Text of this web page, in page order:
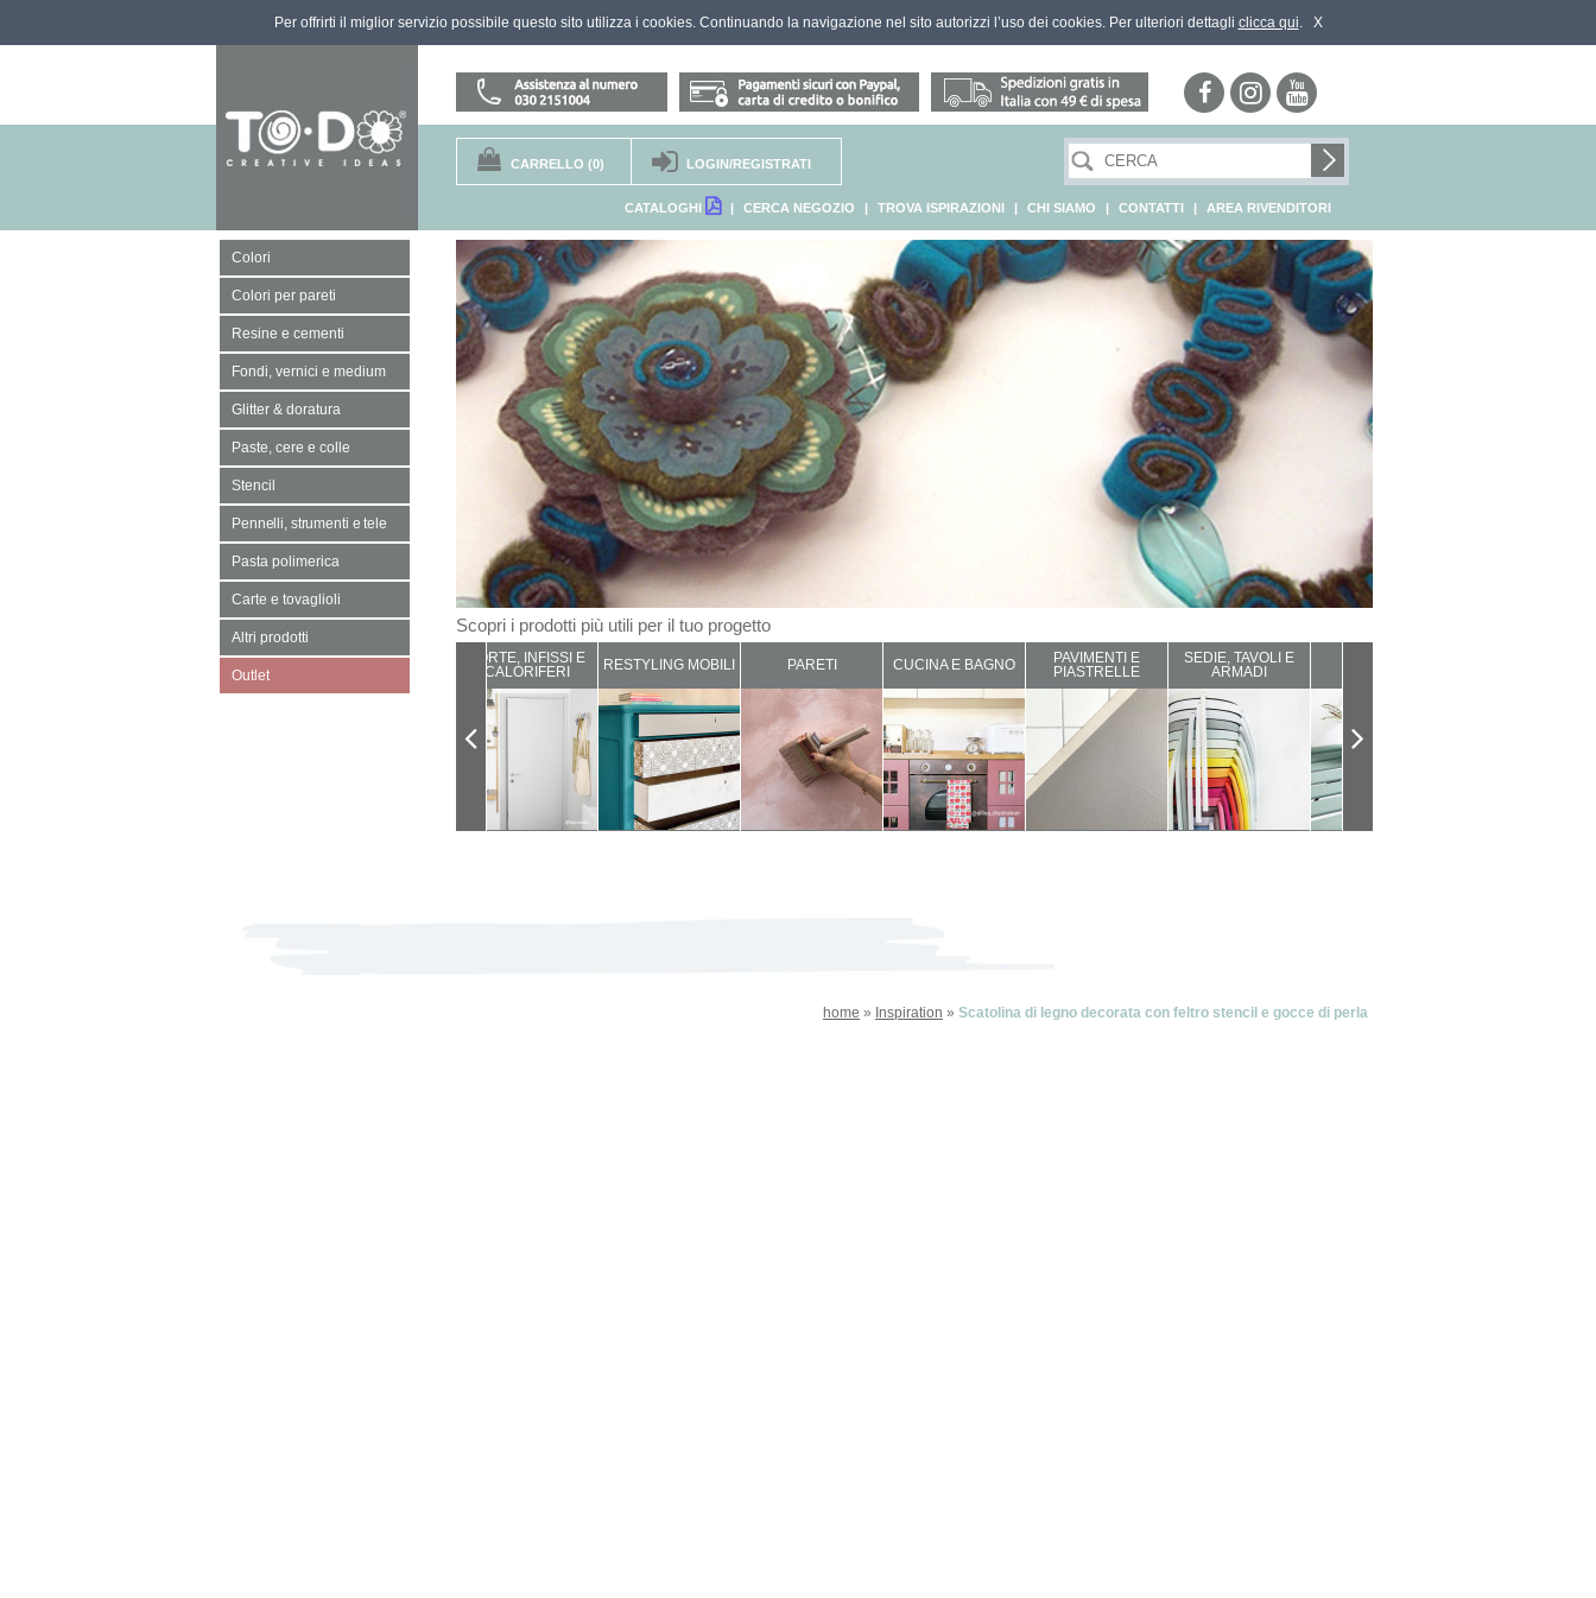
Per offrirti il miglior servizio possibile questo sito utilizza i cookies. Continuando la navigazione nel sito autorizzi l’uso dei cookies. Per ulteriori dettagli clicca qui. X
CARRELLO (0) LOGIN/REGISTRATI
CATALOGHI | CERCA NEGOZIO | TROVA ISPIRAZIONI | CHI SIAMO | CONTATTI | AREA RIVENDITORI
Colori
Colori per pareti
Resine e cementi
Fondi, vernici e medium
Glitter & doratura
Paste, cere e colle
Stencil
Pennelli, strumenti e tele
Pasta polimerica
Carte e tovaglioli
Altri prodotti
Outlet
Scopri i prodotti più utili per il tuo progetto
PORTE, INFISSI E
CALORIFERI
RESTYLING MOBILI PARETI CUCINA E BAGNO
PAVIMENTI E
PIASTRELLE
SEDIE, TAVOLI E
ARMADI
home » Inspiration » Scatolina di legno decorata con feltro stencil e gocce di perla